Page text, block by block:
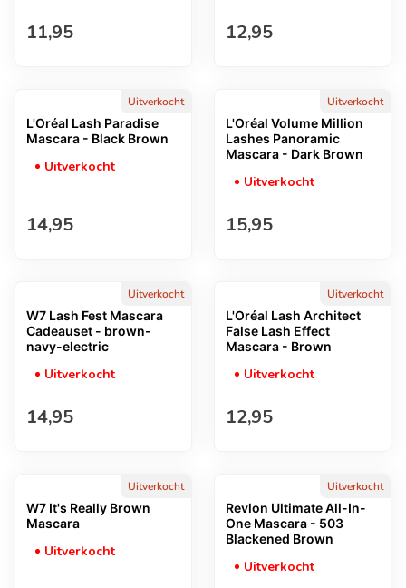
Normale prijs
11,95 Normale prijs
12,95
Uitverkocht
L'Oréal Lash Paradise
Mascara - Black Brown
Uitverkocht
Normale prijs
14,95
Uitverkocht
L'Oréal Volume Million
Lashes Panoramic
Mascara - Dark Brown
Uitverkocht
Normale prijs
15,95
Uitverkocht
W7 Lash Fest Mascara
Cadeauset - brown-
navy-electric
Uitverkocht
Normale prijs
14,95
Uitverkocht
L'Oréal Lash Architect
False Lash Effect
Mascara - Brown
Uitverkocht
Normale prijs
12,95
Uitverkocht
W7 It's Really Brown
Mascara
Uitverkocht
Uitverkocht
Revlon Ultimate All-In-
One Mascara - 503
Blackened Brown
Uitverkocht